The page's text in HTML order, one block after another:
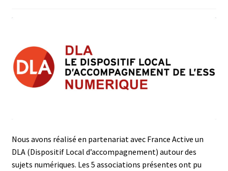
Nous avons réalisé en partenariat avec France Active un
DLA (Dispositif Local d’accompagnement) autour des
sujets numériques. Les 5 associations présentes ont pu